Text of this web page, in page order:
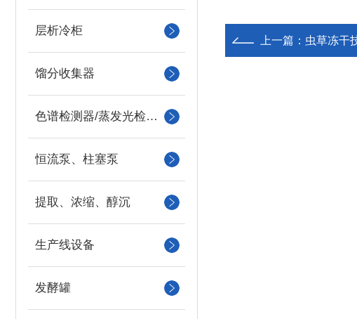
层析冷柜
馏分收集器
色谱检测器/蒸发光检测器/紫外检测器
恒流泵、柱塞泵
提取、浓缩、醇沉
生产线设备
发酵罐
上一篇： 虫草冻干